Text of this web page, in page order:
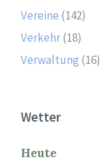
Vereine (142)
Verkehr(18)
Verwaltung (16)
Wetter
Heute